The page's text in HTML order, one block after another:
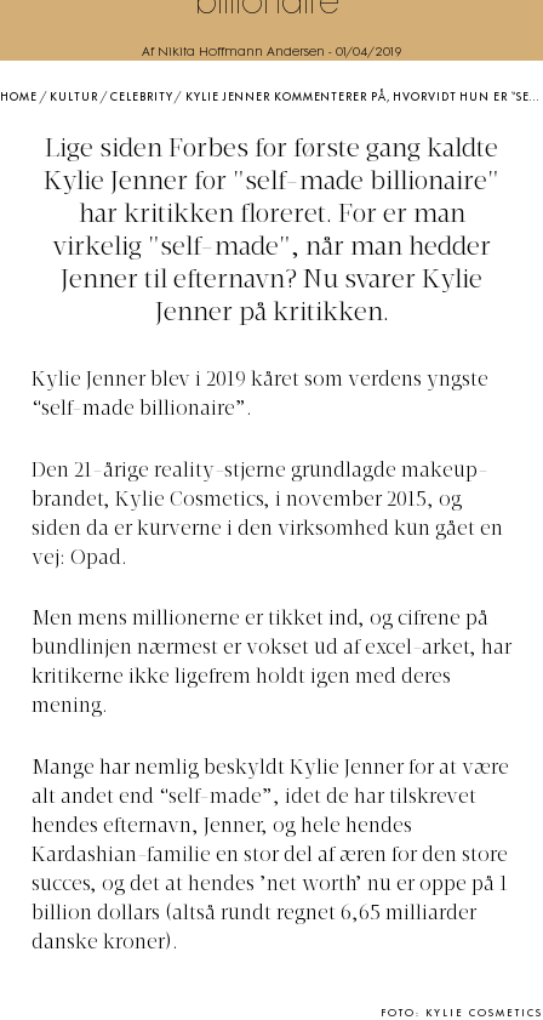
Af Nikita Hoffmann Andersen - 01/04/2019
HOME / KULTUR/CELEBRITY / KYLIE JENNER KOMMENTERER PÅ, HVORVIDT HUN ER “SELF-MADE BILLIONAIRE”
Lige siden Forbes for første gang kaldte
Kylie Jenner for "self-made billionaire"
har kritikken floreret. For er man
virkelig "self-made", når man hedder
Jenner til efternavn? Nu svarer Kylie
Jenner på kritikken.
Kylie Jenner blev i 2019 kåret som verdens yngste
“self-made billionaire”.
Den 21-årige reality-stjerne grundlagde makeup-
brandet, Kylie Cosmetics, i november 2015, og
siden da er kurverne i den virksomhed kun gået en
vej: Opad.
Men mens millionerne er tikket ind, og cifrene på
bundlinjen nærmest er vokset ud af excel-arket, har
kritikerne ikke ligefrem holdt igen med deres
mening.
Mange har nemlig beskyldt Kylie Jenner for at være
alt andet end “self-made”, idet de har tilskrevet
hendes efternavn, Jenner, og hele hendes
Kardashian-familie en stor del af æren for den store
succes, og det at hendes ’net worth’ nu er oppe på 1
billion dollars (altså rundt regnet 6,65 milliarder
danske kroner).
FOTO: KYLIE COSMETICS